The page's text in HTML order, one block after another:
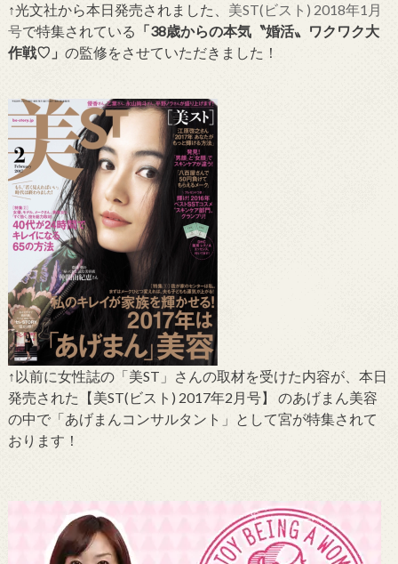
↑光文社から本日発売されました、 美ST(ビスト) 2018年1月
号で特集されている 「38歳からの本気〝婚活〟ワクワク大
作戦♡」 の監修をさせていただきました！
↑以前に女性誌の「美ST」さんの取材を受けた内容が、本日
発売された【美ST(ビスト) 2017年2月号】 のあげまん美容
の中で「あげまんコンサルタント」として宮が特集されて
おります！